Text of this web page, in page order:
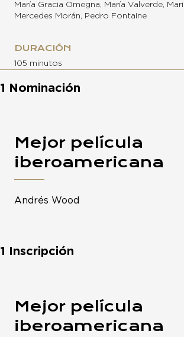
María Gracia Omegna, María Valverde,
Mercedes Morán, Pedro Fontaine
DURACIÓN
105 minutos
1 Nominación
Mejor película
iberoamericana
Andrés Wood
1 Inscripción
Mejor película
iberoamericana